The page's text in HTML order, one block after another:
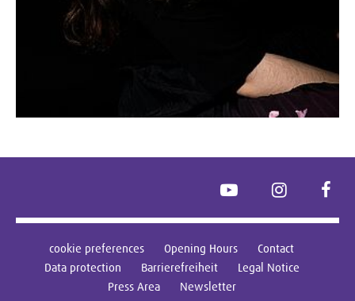
YouTube Instagram
cookie preferences Opening Hours
Contact
Data protection
Barrierefreiheit
Legal Notice
Press Area
Newsletter